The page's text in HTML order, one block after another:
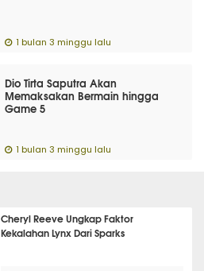
1 bulan 3 minggu lalu
Dio Tirta Saputra Akan
Memaksakan Bermain hingga
Game 5
1 bulan 3 minggu lalu
Cheryl Reeve Ungkap Faktor
Kekalahan Lynx Dari Sparks